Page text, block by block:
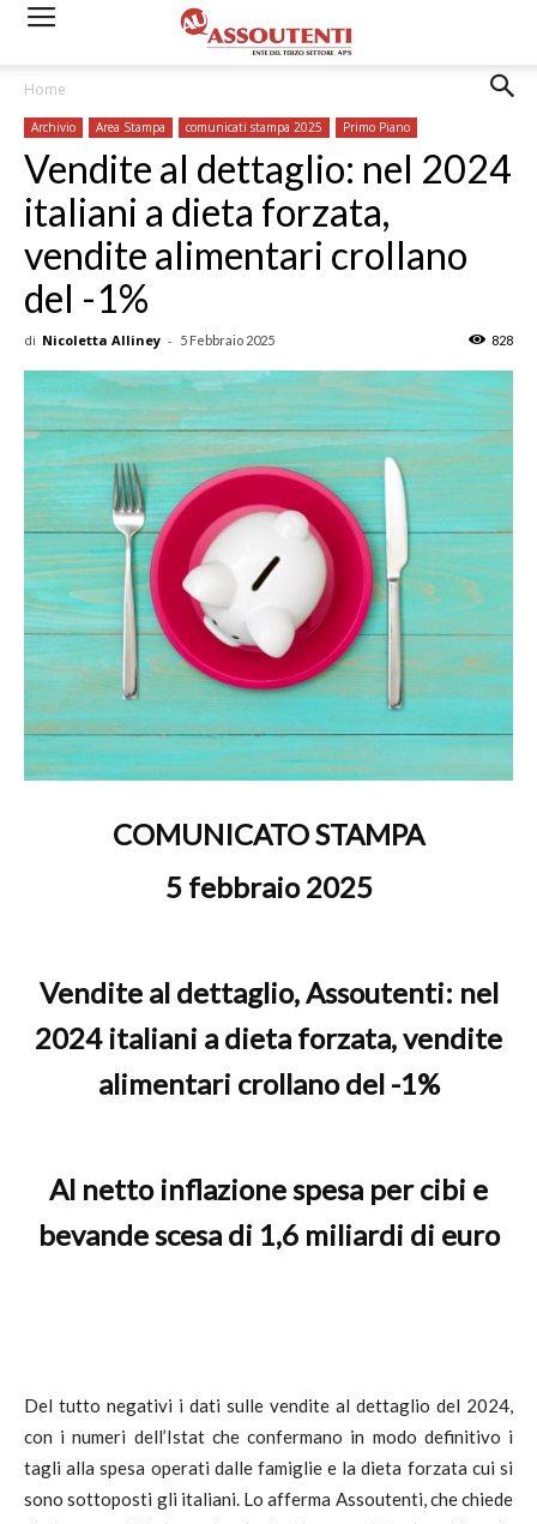
Home
Archivio Area Stampa comunicati stampa 2025 Primo Piano
Vendite al dettaglio: nel 2024
italiani a dieta forzata,
vendite alimentari crollano
del -1%
di Nicoletta Alliney - 5 Febbraio 2025 828
COMUNICATO STAMPA
5 febbraio 2025
Vendite al dettaglio, Assoutenti: nel
2024 italiani a dieta forzata, vendite
alimentari crollano del -1%
Al netto inflazione spesa per cibi e
bevande scesa di 1,6 miliardi di euro
Del tutto negativi i dati sulle vendite al dettaglio del 2024,
con i numeri dell’Istat che confermano in modo definitivo i
tagli alla spesa operati dalle famiglie e la dieta forzata cui si
sono sottoposti gli italiani. Lo afferma Assoutenti, che chiede